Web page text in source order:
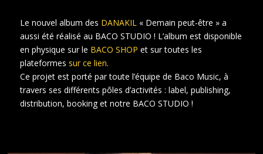
Le nouvel album des DANAKIL « Demain peut-être » a
aussi été réalisé au BACO STUDIO ! L’album est disponible
en physique sur le BACO SHOP et sur toutes les
plateformessur ce lien.
Ce projet est porté par toute l’équipe de Baco Music, à
travers ses différents pôles d’activités : label, publishing,
distribution, booking et notre BACO STUDIO !